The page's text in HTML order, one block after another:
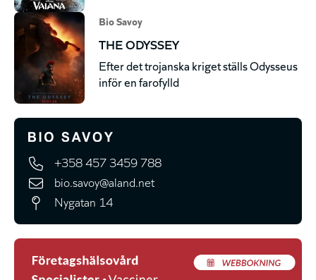
Bio Savoy
THE ODYSSEY
Efter det trojanska kriget ställs Odysseus
inför en farofylld
+358 457 3459 788
bio.savoy@aland.net
Nygatan 14